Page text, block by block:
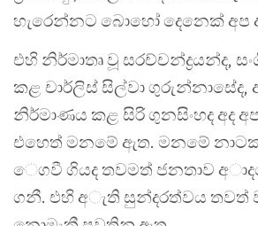
හැරෙන්නට බොහෝ දෙනෙක් අප
එහි නිර්මාතෘ වූ සරච්චන්ද්‍රයන්ද,
කළ චාර්ලිස් සිල්වා ගුරුන්නාසේද,
නිර්මාණය කළ සිරි ගුනසිංහද අද
එහෙත් මනමේ ඇත. මනමේ
ෙගවී ගියද තවමත් ජනතාව
ගනී. එහි අැති සුන්දරත්වය